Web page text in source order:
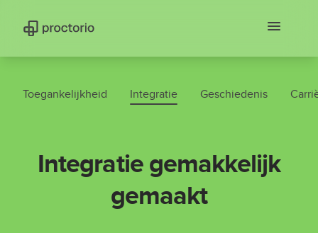
Toegankelijkheid Integratie Geschiedenis
Integratie gemakkelijk
gemaakt